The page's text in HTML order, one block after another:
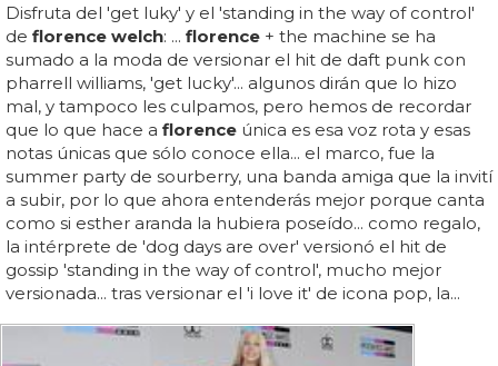
Disfruta del 'get luky' y el 'standing in the way of control'
de florence welch: ... florence + the machine se ha
sumado a la moda de versionar el hit de daft punk con
pharrell williams, 'get lucky'... algunos dirán que lo hizo
mal, y tampoco les culpamos, pero hemos de recordar
que lo que hace a florence única es esa voz rota y esas
notas únicas que sólo conoce ella... el marco, fue la
summer party de sourberry, una banda amiga que la invití
a subir, por lo que ahora entenderás mejor porque canta
como si esther aranda la hubiera poseído... como regalo,
la intérprete de 'dog days are over' versionó el hit de
gossip 'standing in the way of control', mucho mejor
versionada... tras versionar el 'i love it' de icona pop, la...